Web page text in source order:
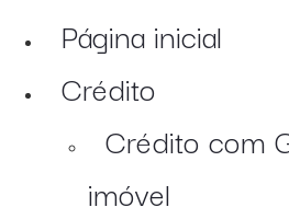
Página inicial
Crédito
Crédito com
imóvel